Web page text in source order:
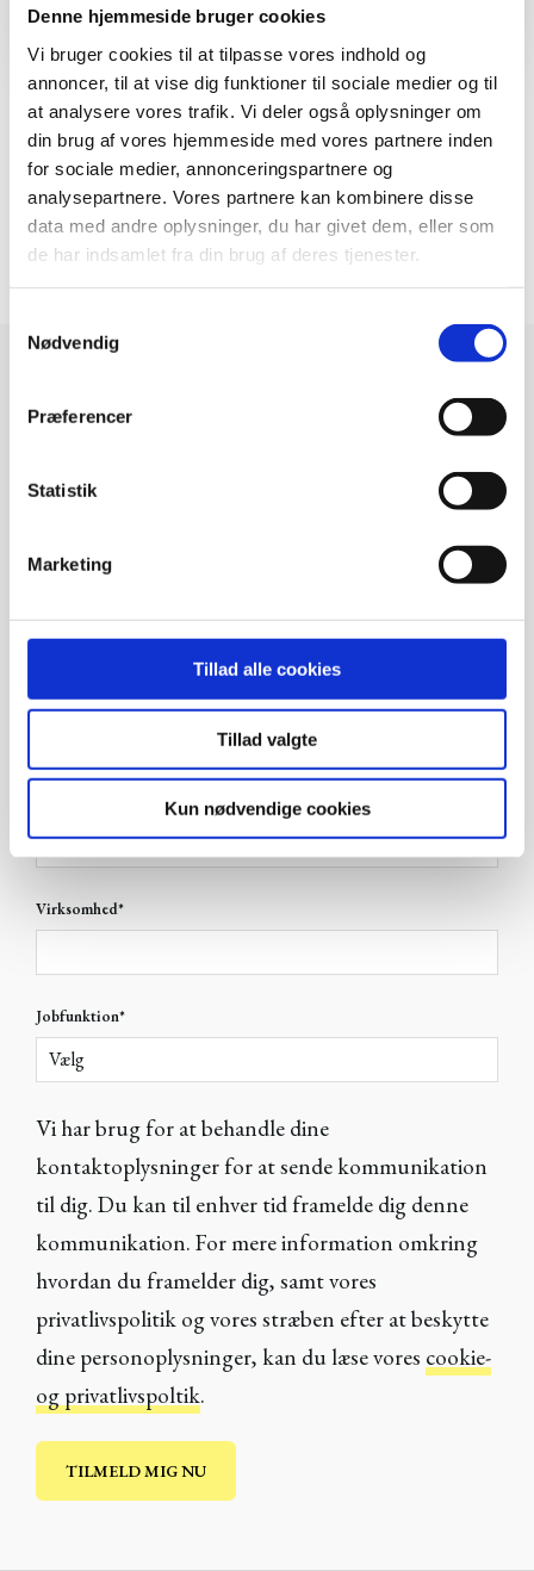
Denne hjemmeside bruger cookies
Vi bruger cookies til at tilpasse vores indhold og
annoncer, til at vise dig funktioner til sociale medier og til
at analysere vores trafik. Vi deler også oplysninger om
din brug af vores hjemmeside med vores partnere inden
for sociale medier, annonceringspartnere og
analysepartnere. Vores partnere kan kombinere disse
data med andre oplysninger, du har givet dem, eller som
de har indsamlet fra din brug af deres tjenester.
Nødvendig
Præferencer
Statistik
Marketing
Tillad alle cookies
Tillad valgte
Kun nødvendige cookies
Få tips og tricks til digital marketing i
Fornavn*
Virksomhed*
Jobfunktion*
Vi har brug for at behandle dine
kontaktoplysninger for at sende kommunikation
til dig. Du kan til enhver tid framelde dig denne
kommunikation. For mere information omkring
hvordan du framelder dig, samt vores
privatlivspolitik og vores stræben efter at beskytte
dine personoplysninger, kan du læse vores cookie-
og privatlivspoltik.